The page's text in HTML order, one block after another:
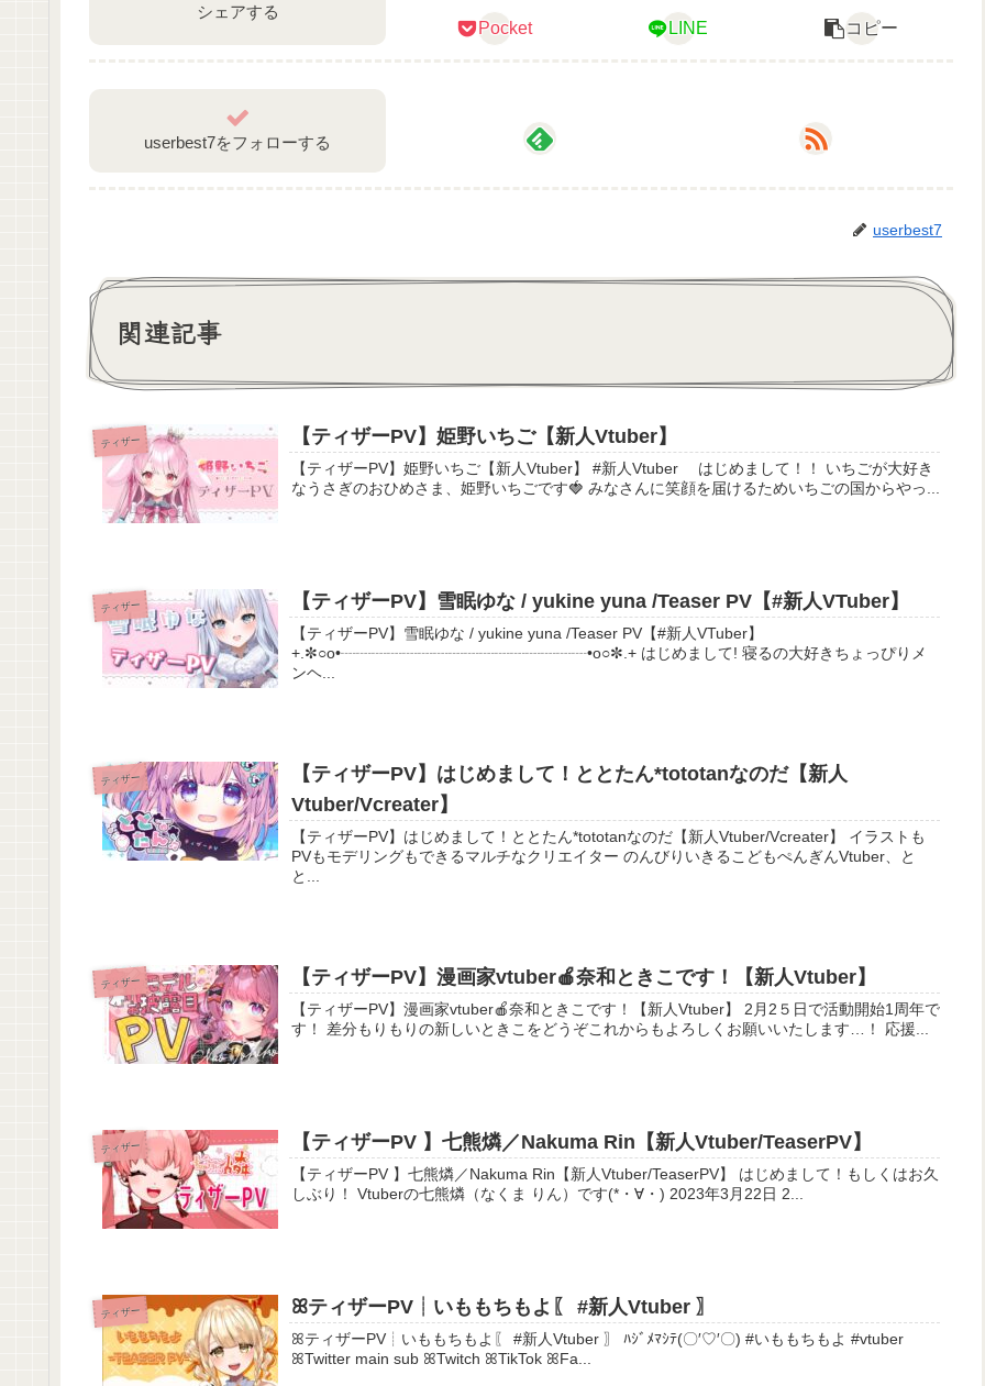
💜ロゴ/配信画面/週間スケジュール表/チャンネルアート
💜BGM
——————————————————————-
酔いどれサキュ…人間!!!Vtuberの縁酒なみです💜
Twitterでも情報発信してます!
Twitter
Tweets by enju_nami_
情報まとめ(read me)
https://lit.link/EnjuNami
シェアする
Pocket LINE コピー
userbest7をフォローする
userbest7
関連記事
ティザー 【ティザーPV】姫野いちご【新人Vtuber】
【ティザーPV】姫野いちご【新人Vtuber】 #新人Vtuber はじめまして！！ いちごが大好き
なうさぎのおひめさま、姫野いちごです🍓 みなさんに笑顔を届けるためいちごの国からやっ...
ティザー 【ティザーPV】雪眠ゆな / yukine yuna /Teaser PV【#新人VTuber】
【ティザーPV】雪眠ゆな / yukine yuna /Teaser PV【#新人VTuber】
+.✼○o•┈┈┈┈┈┈┈┈┈┈┈┈┈┈┈┈•o○✼.+ はじめまして! 寝るの大好きちょっぴりメ
ンヘ...
ティザー
【ティザーPV】はじめまして！ととたん*tototanなのだ【新人
Vtuber/Vcreater】
【ティザーPV】はじめまして！ととたん*tototanなのだ【新人Vtuber/Vcreater】 イラストも
PVもモデリングもできるマルチなクリエイター のんびりいきるこどもぺんぎんVtuber、と
と...
ティザー 【ティザーPV】漫画家vtuber🍎奈和ときこです！【新人Vtuber】
【ティザーPV】漫画家vtuber🍎奈和ときこです！【新人Vtuber】 2月2５日で活動開始1周年で
す！ 差分もりもりの新しいときこをどうぞこれからもよろしくお願いいたします…！ 応援...
ティザー 【ティザーPV 】七熊燐／Nakuma Rin【新人Vtuber/TeaserPV】
【ティザーPV 】七熊燐／Nakuma Rin【新人Vtuber/TeaserPV】 はじめまして！もしくはお久
しぶり！ Vtuberの七熊燐（なくま りん）です(*・∀・) 2023年3月22日 2...
ティザー ꕤティザーPV┊いももちもよ〖 #新人Vtuber 〗
ꕤティザーPV┊いももちもよ〖 #新人Vtuber 〗 ﾊｼﾞﾒﾏｼﾃ(〇′♡′〇) #いももちもよ #vtuber
ꕤTwitter main sub ꕤTwitch ꕤTikTok ꕤFa...